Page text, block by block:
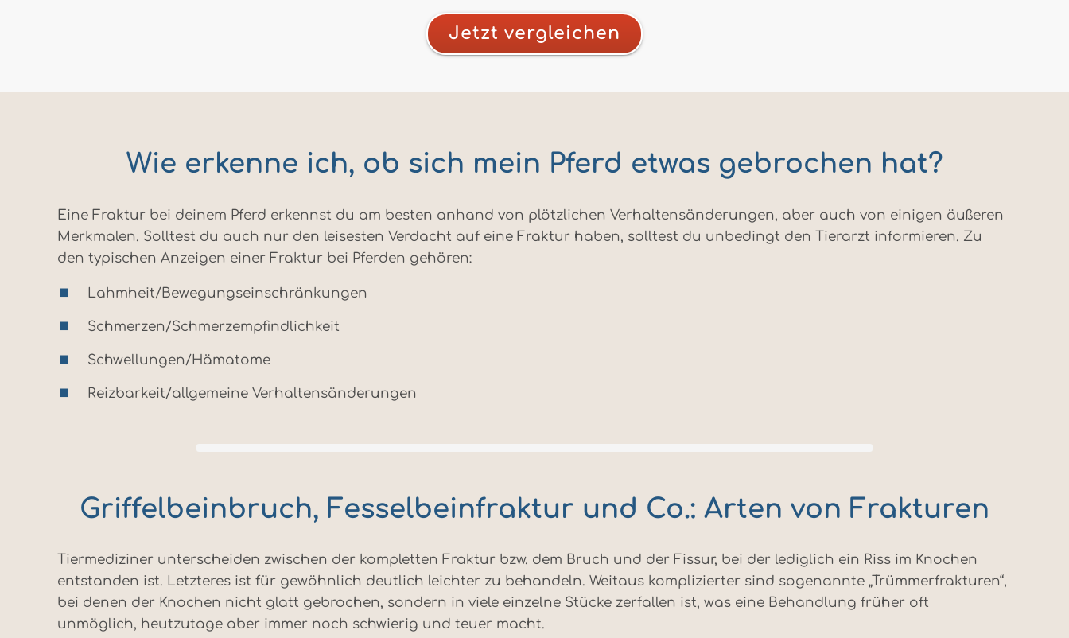
Jetzt vergleichen
Wie erkenne ich, ob sich mein Pferd etwas gebrochen hat?
Eine Fraktur bei deinem Pferd erkennst du am besten anhand von plötzlichen Verhaltensänderungen, aber auch von einigen äußeren
Merkmalen. Solltest du auch nur den leisesten Verdacht auf eine Fraktur haben, solltest du unbedingt den Tierarzt informieren. Zu
den typischen Anzeigen einer Fraktur bei Pferden gehören:
Lahmheit/Bewegungseinschränkungen
Schmerzen/Schmerzempfindlichkeit
Schwellungen/Hämatome
Reizbarkeit/allgemeine Verhaltensänderungen
Griffelbeinbruch, Fesselbeinfraktur und Co.: Arten von Frakturen
Tiermediziner unterscheiden zwischen der kompletten Fraktur bzw. dem Bruch und der Fissur, bei der lediglich ein Riss im Knochen
entstanden ist. Letzteres ist für gewöhnlich deutlich leichter zu behandeln. Weitaus komplizierter sind sogenannte „Trümmerfrakturen“,
bei denen der Knochen nicht glatt gebrochen, sondern in viele einzelne Stücke zerfallen ist, was eine Behandlung früher oft
unmöglich, heutzutage aber immer noch schwierig und teuer macht.